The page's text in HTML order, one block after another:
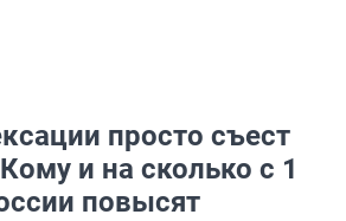
просто съест
и на сколько с 1
повысят